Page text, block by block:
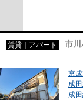
賃貸｜アパート 市川
京
成
成